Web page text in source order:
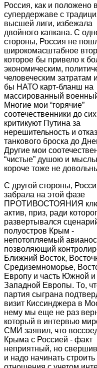
Россия, как и положено
супердержаве с
высшей лиги, избежала
двойного капкана. С
стороны, Россия не
широкомасштабное
которое бы привело к
экономическим,
человеческим затратам
бы НАТО карт-бланш на
массированный военный
Многие мои “горячие”
соотечественники до
критикуют Путина за
нерешительность и
танкового броска до
Другие мои
“чистые” душою и
короче тоже не
С другой стороны,
забрала на этой фазе
ПРОТИВОСТОЯНИЯ
актив, приз, ради
развертывался
полуостров Крым -
непотопляемый
позволяющий
Ближний Восток,
Средиземноморье,
Европу и часть Южной и
Западной Европы. То,
партия сыграна
визит Киссинджера в
нему мы еще не раз
который в интервью
СМИ заявил, что
Крыма с Россией - факт
неприятный, но
и надо начинать